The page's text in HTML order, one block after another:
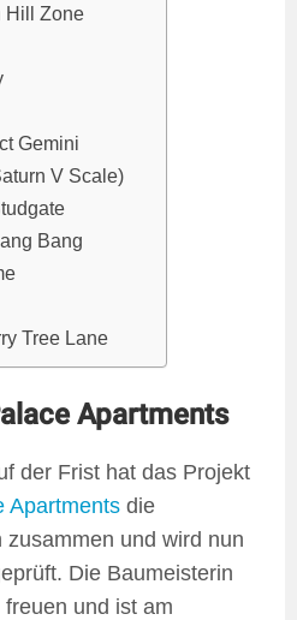
Hill Zone
Gemini
V Scale)
Bang
Tree Lane
Apartments
der Frist hat das Projekt
Apartments die
und wird nun
Die Baumeisterin
freuen und ist am